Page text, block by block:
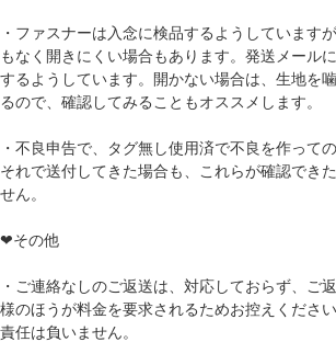
・ファスナーは入念に検品するようしています
もなく開きにくい場合もあります。発送メール
するようしています。開かない場合は、生地を
るので、確認してみることもオススメします。
・不良申告で、タグ無し使用済で不良を作って
それで送付してきた場合も、これらが確認でき
せん。
❤その他
・ご連絡なしのご返送は、対応しておらず、ご
様のほうが料金を要求されるためお控えくださ
責任は負いません。